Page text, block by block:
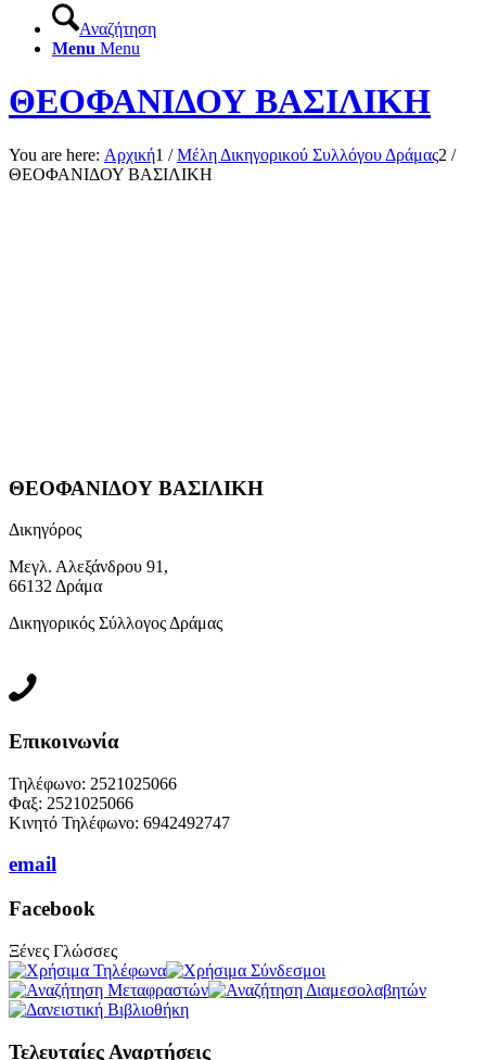
Αναζήτηση
Menu Menu
ΘΕΟΦΑΝΙΔΟΥ ΒΑΣΙΛΙΚΗ
You are here: Αρχική1 / Μέλη Δικηγορικού Συλλόγου Δράμας2 /
ΘΕΟΦΑΝΙΔΟΥ ΒΑΣΙΛΙΚΗ
ΘΕΟΦΑΝΙΔΟΥ ΒΑΣΙΛΙΚΗ
Δικηγόρος
Μεγλ. Αλεξάνδρου 91,
66132 Δράμα
Δικηγορικός Σύλλογος Δράμας
Επικοινωνία
Τηλέφωνο: 2521025066
Φαξ: 2521025066
Κινητό Τηλέφωνο: 6942492747
email
Facebook
Ξένες Γλώσσες
Τελευταίες Αναρτήσεις